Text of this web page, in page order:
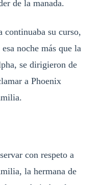
de la manada.
continuaba su curso,
noche más que la
se dirigieron de
a Phoenix
con respeto a
la hermana de